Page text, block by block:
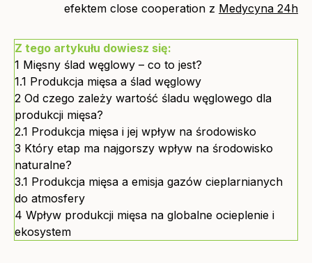
efektem close cooperation z Medycyna 24h
Z tego artykułu dowiesz się:
1 Mięsny ślad węglowy – co to jest?
1.1 Produkcja mięsa a ślad węglowy
2 Od czego zależy wartość śladu węglowego dla
produkcji mięsa?
2.1 Produkcja mięsa i jej wpływ na środowisko
3 Który etap ma najgorszy wpływ na środowisko
naturalne?
3.1 Produkcja mięsa a emisja gazów cieplarnianych
do atmosfery
4 Wpływ produkcji mięsa na globalne ocieplenie i
ekosystem